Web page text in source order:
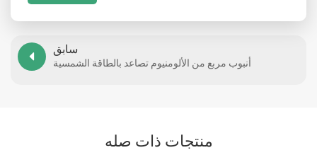
سابق
أنبوب مربع من الألومنيوم تصاعد بالطاقة الشمسية
منتجات ذات صله